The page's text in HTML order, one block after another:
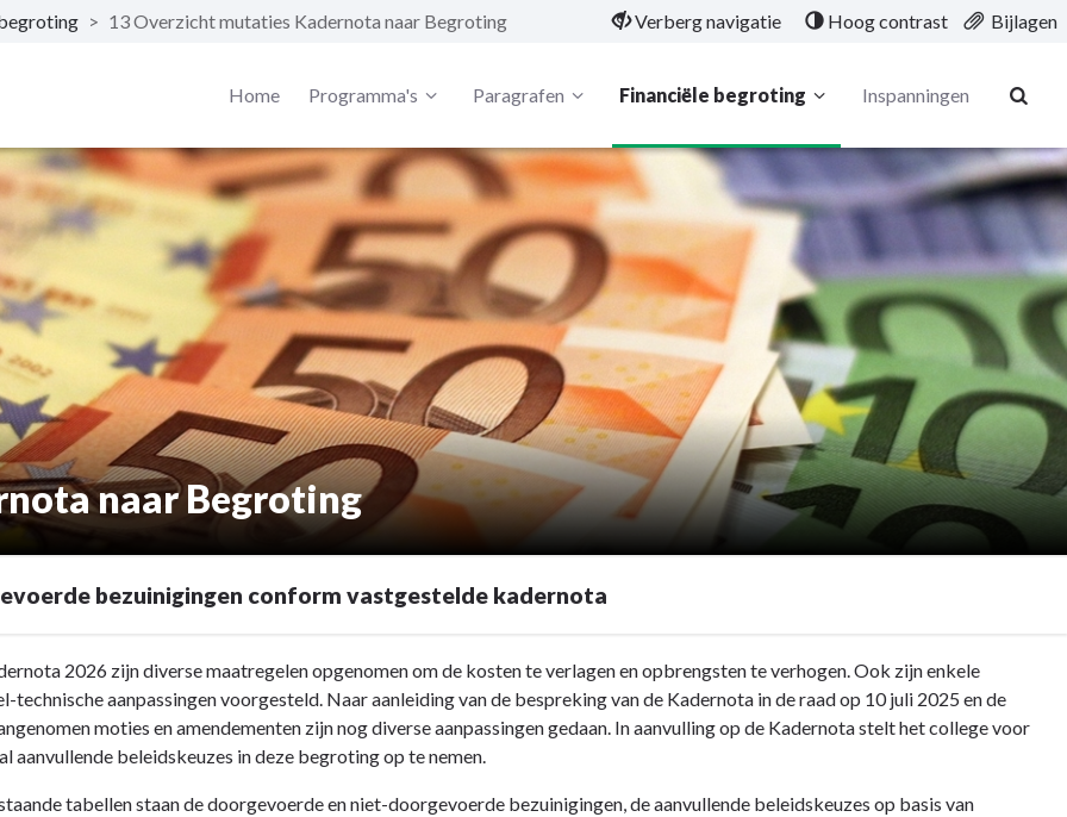
> 13 Overzicht mutaties Kadernota naar Begroting Verberg navigatie Hoog contrast Bijlagen
Home Programma's Paragrafen Financiële begroting Inspanningen
naar Begroting
bezuinigingen conform vastgestelde kadernota
2026 zijn diverse maatregelen opgenomen om de kosten te verlagen en opbrengsten te verhogen. Ook zijn enkele
technische aanpassingen voorgesteld. Naar aanleiding van de bespreking van de Kadernota in de raad op 10 juli 2025 en de
moties en amendementen zijn nog diverse aanpassingen gedaan. In aanvulling op de Kadernota stelt het college voor
aanvullende beleidskeuzes in deze begroting op te nemen.
tabellen staan de doorgevoerde en niet-doorgevoerde bezuinigingen, de aanvullende beleidskeuzes op basis van